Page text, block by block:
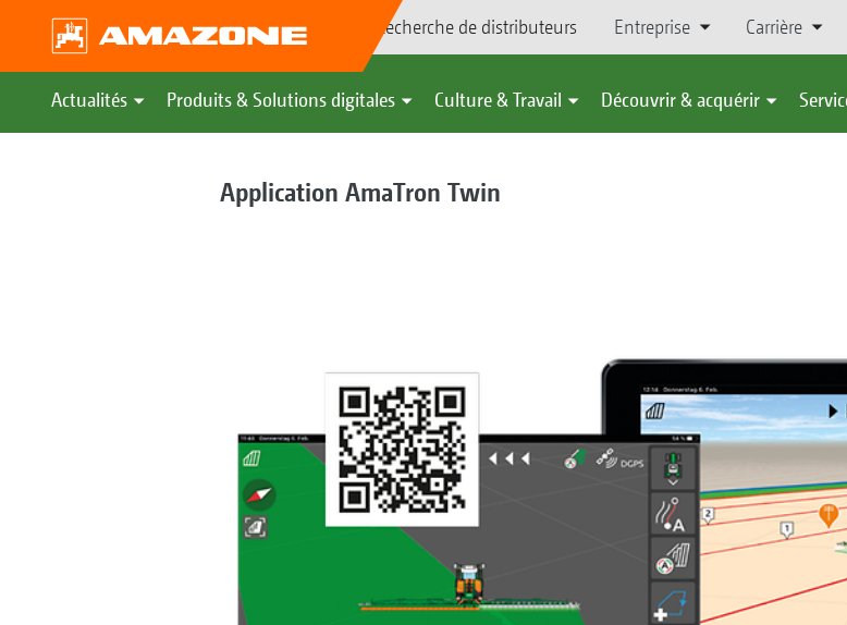
Recherche de distributeurs Entreprise Carrière
Actualités Produits & Solutions digitales Culture & Travail Découvrir & acquérir
Application AmaTron Twin